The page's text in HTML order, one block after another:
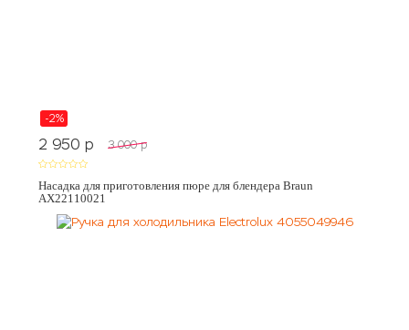
-2%
2 950 p 3 000 p
Насадка для приготовления пюре для блендера Braun
AX22110021